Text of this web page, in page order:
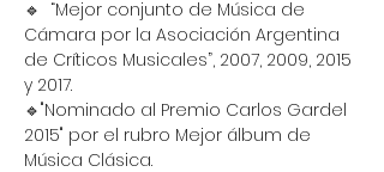
🔹  “Mejor conjunto de Música de
Cámara por la Asociación Argentina
de Críticos Musicales”, 2007, 2009, 2015
y 2017.
🔹"Nominado al Premio Carlos Gardel
2015" por el rubro Mejor álbum de
Música Clásica.